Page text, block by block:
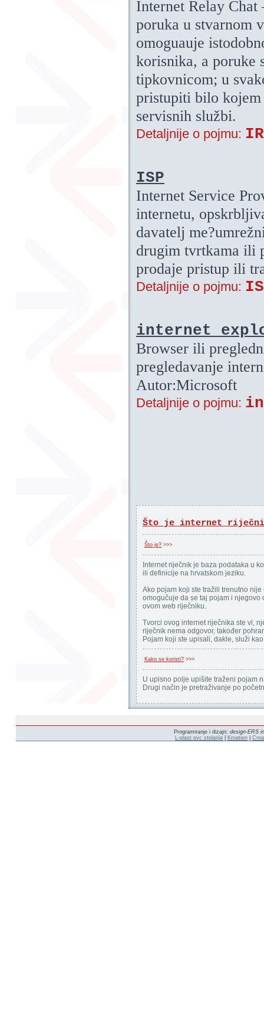
Internet Relay Chat
poruka u stvarnom
omoguauje
korisnika, a poruke
tipkovnicom; u
pristupiti bilo
servisnih službi.
Detaljnije o pojmu:
ISP
Internet Service
internetu,
davatelj
drugim tvrtkama ili
prodaje pristup ili
Detaljnije o pojmu:
internet
Browser ili
pregledavanje
Autor:Microsoft
Detaljnije o pojmu:
Što je internet
Što je? >>>
Internet riječnik je baza podataka u
ili definicije na hrvatskom jeziku.
Ako pojam koji ste tražili trenutno
omogučuje da se taj pojam i
ovom web riječniku.
Tvorci ovog internet riječnika ste vi,
riječnik nema odgovor, također
Pojam koji ste upisali, dakle, služi
Kako se koristi? >>>
U upisno polje upišite traženi pojam
Drugi način je pretraživanje po
Programiranje i dizajn: design-ERS
L-plast pvc stolarija
Kroatien